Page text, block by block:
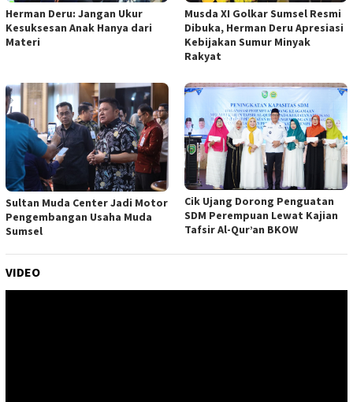
Herman Deru: Jangan Ukur
Kesuksesan Anak Hanya dari
Materi
Musda XI Golkar Sumsel Resmi
Dibuka, Herman Deru Apresiasi
Kebijakan Sumur Minyak
Rakyat
Sultan Muda Center Jadi Motor
Pengembangan Usaha Muda
Sumsel
Cik Ujang Dorong Penguatan
SDM Perempuan Lewat Kajian
Tafsir Al-Qur’an BKOW
VIDEO